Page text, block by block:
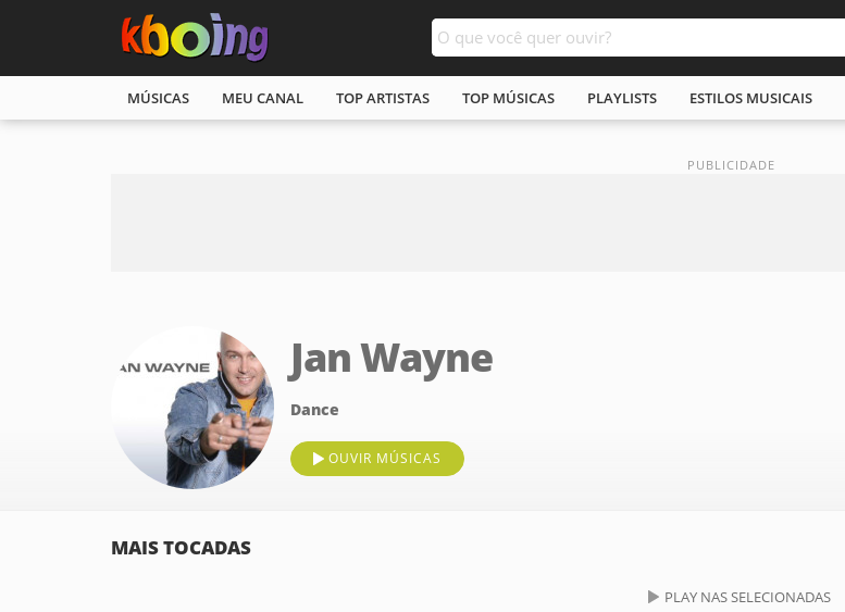
MÚSICAS MEU CANAL TOP ARTISTAS TOP MÚSICAS PLAYLISTS ESTILOS MUSICAIS
Jan Wayne
Dance
OUVIR MÚSICAS
MAIS TOCADAS
PLAY NAS SELECIONADAS